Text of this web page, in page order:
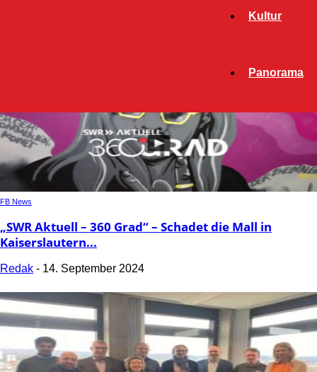
Kultur
Panorama
FB News
„SWR Aktuell – 360 Grad“ – Schadet die Mall in
Kaiserslautern...
Redak - 14. September 2024